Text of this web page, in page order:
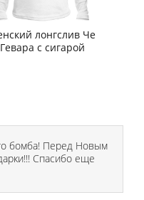
лонгслив Че
Гевара с сигарой
бомба! Перед Новым
Спасибо еще